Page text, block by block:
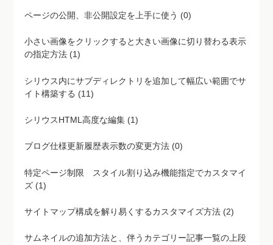
ページの公開、非公開設定を上手に使う (0)
小さい画像をクリックすると大きい画像に切り替わる表示
の指定方法 (1)
シリウス内にサブディレクトリを追加して幅広い範囲でサ
イト構築する (11)
シリウスHTML高度な編集 (1)
ブログ仕様更新履歴表示数の変更方法 (0)
特定ページ制限 スタイル割り込み機能指定でカスタマイ
ズ (1)
サイトマップ構成を解り易くするカスタマイズ方法 (2)
サムネイルの追加方法と、伴うカテゴリー記事一覧の上段